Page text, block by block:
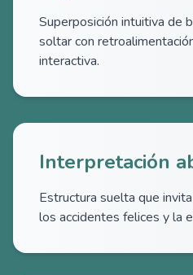
Superposición intuitiva de
soltar con
interactiva.
Interpretación
Estructura suelta que
los accidentes felices y la